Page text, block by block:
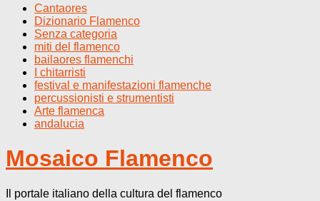
Cantaores
Dizionario Flamenco
Senza categoria
miti del flamenco
bailaores flamenchi
I chitarristi
festival e manifestazioni flamenche
percussionisti e strumentisti
Arte flamenca
andalucia
Mosaico Flamenco
Il portale italiano della cultura del flamenco